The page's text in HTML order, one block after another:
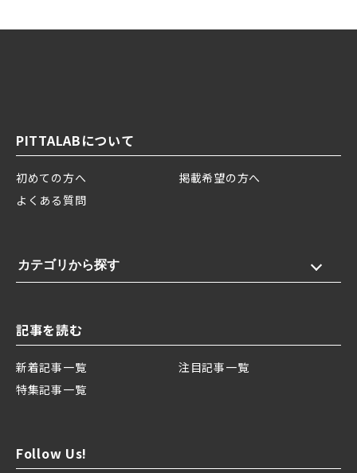
PITTALABについて
初めての方へ
掲載希望の方へ
よくある質問
カテゴリから探す
記事を読む
新着記事一覧
注目記事一覧
特集記事一覧
Follow Us!